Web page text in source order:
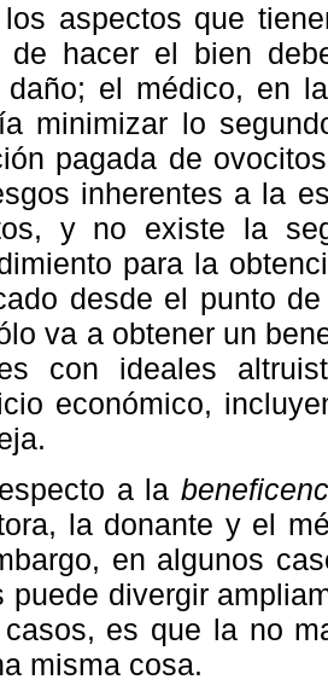
los aspectos que
de hacer el bien
daño; el médico, en
minimizar lo
pagada de
inherentes a la
y no existe la
para la
desde el punto
va a obtener un
con ideales
económico,
a la
la donante y el
en algunos
puede divergir
es que la no
misma cosa.